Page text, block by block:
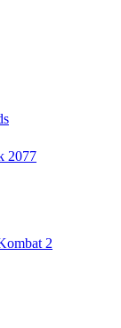
2077
2